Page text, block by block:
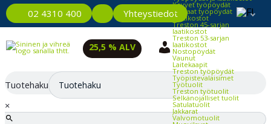
02 4310 400 Yhteystiedot
Kevyet työpöydät
Raskaat työpöydät
Laatikostot
Treston 45-sarjan
laatikostot
Treston 53-sarjan
laatikostot
Nostopöydät
Vaunut
Laitekaapit
Treston työpöydät
Työpistevalaisimet
Työtuolit
Treston työtuolit
Selkänojalliset tuolit
Satulatuolit
Jakkarat
Valvomotuolit
25,5 % ALV
Tuotehaku
×